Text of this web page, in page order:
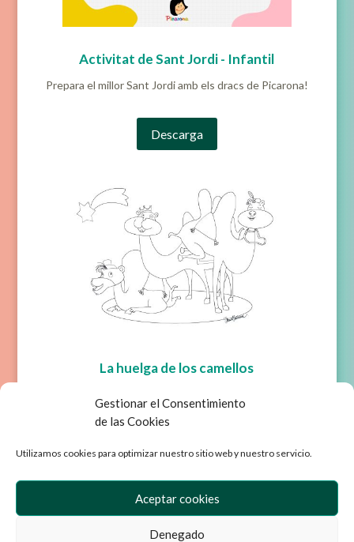
Gestionar el Consentimiento
de las Cookies
Utilizamos cookies para optimizar nuestro sitio web y nuestro servicio.
Aceptar cookies
Denegado
Activitat de Sant Jordi - Infantil
Prepara el millor Sant Jordi amb els dracs de Picarona!
Descarga
La huelga de los camellos